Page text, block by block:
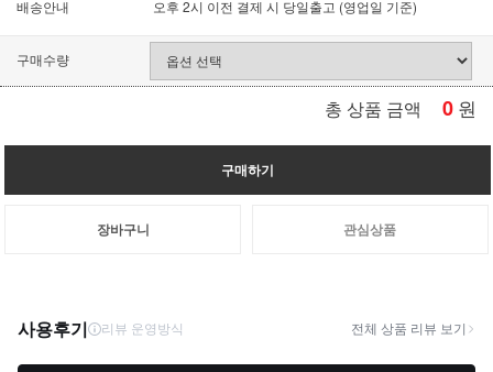
배송안내
오후 2시 이전 결제 시 당일출고 (영업일 기준)
구매수량
총 상품 금액 0 원
구매하기
장바구니 관심상품